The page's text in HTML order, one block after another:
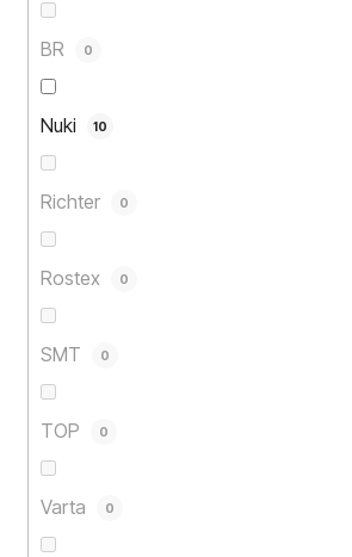
BR 0
Nuki 10
Richter 0
Rostex 0
SMT 0
TOP 0
Varta 0